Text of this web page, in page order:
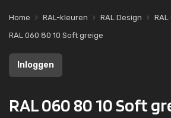
Home RAL-kleuren RAL Design
RAL 060 80 10 Soft greige
Inloggen
RAL 060 80 10 Soft